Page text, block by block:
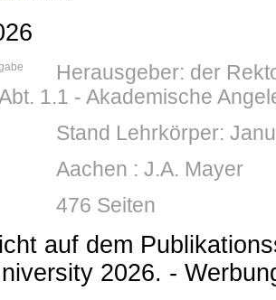
Herausgeber: der
1.1 - Akademische
Stand Lehrkörper:
Aachen : J.A. Mayer
476 Seiten
auf dem
2026. -